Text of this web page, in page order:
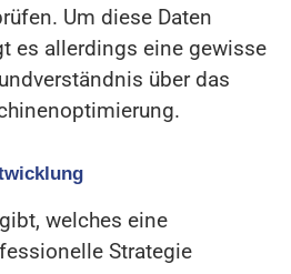
Um diese Daten
es allerdings eine gewisse
über das
welches eine
Strategie